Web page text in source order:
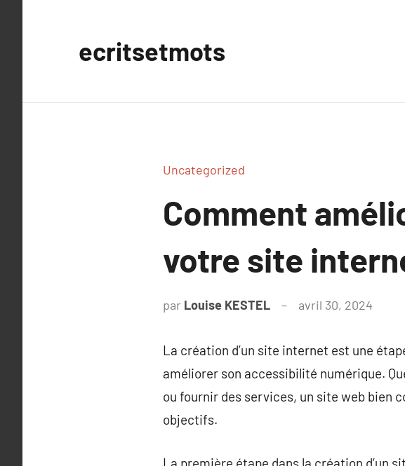
ecritsetmots
Uncategorized
Comment
votre site
par Louise KESTEL avril 30, 2024
La création d’un site internet est une
améliorer son accessibilité numérique.
ou fournir des services, un site web bien
objectifs.
La première étape dans la création d’un